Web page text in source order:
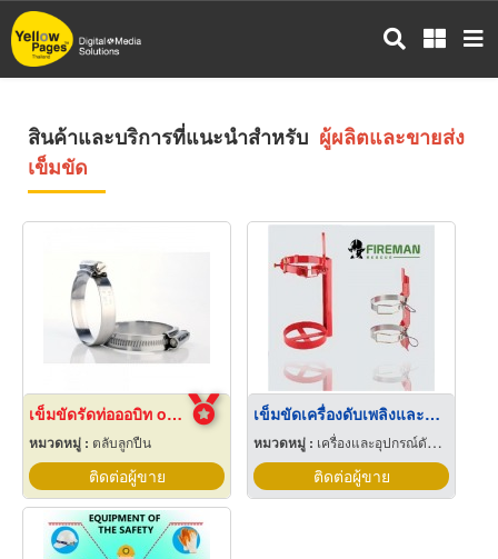
ข้าม
ไป
สินค้าและบริการที่แนะนำสำหรับ ผู้ผลิตและขายส่ง
เข็มขัด
เข็มขัดรัดท่อออบิท orbit สมุทรปราการ
หมวดหมู่ : ตลับลูกปืน
ติดต่อผู้ขาย
เข็มขัดเครื่องดับเพลิงและหูแขวน
หมวดหมู่ : เครื่องและอุปกรณ์ดับเพลิง
ติดต่อผู้ขาย